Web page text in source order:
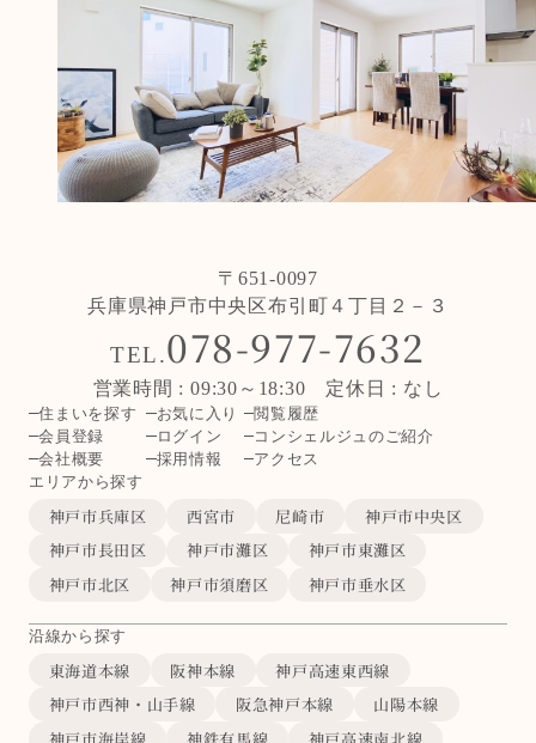
〒651-0097
兵庫県神戸市中央区布引町４丁目２－３
TEL.078-977-7632
営業時間 : 09:30～18:30 定休日 : なし
住まいを探す お気に入り
閲覧履歴
会員登録
ログイン
コンシェルジュのご紹介
会社概要
採用情報
アクセス
エリアから探す
神戸市兵庫区 西宮市 尼崎市
神戸市中央区
神戸市長田区
神戸市灘区
神戸市東灘区
神戸市北区
神戸市須磨区 神戸市垂水区
沿線から探す
東海道本線 阪神本線
神戸高速東西線
神戸市西神・山手線
阪急神戸本線
山陽本線